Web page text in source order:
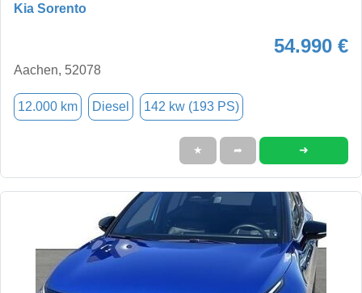
Kia Sorento
54.990 €
Aachen, 52078
12.000 km Diesel 142 kw (193 PS)
★ ➦ ➜